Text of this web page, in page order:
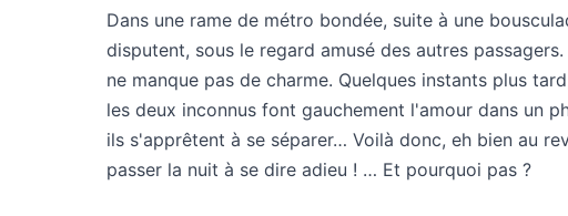
Dans une rame de métro bondée, suite à une
disputent, sous le regard amusé des autres
ne manque pas de charme. Quelques instants plus
les deux inconnus font gauchement l'amour dans un
ils s'apprêtent à se séparer… Voilà donc, eh bien au
passer la nuit à se dire adieu ! … Et pourquoi pas ?